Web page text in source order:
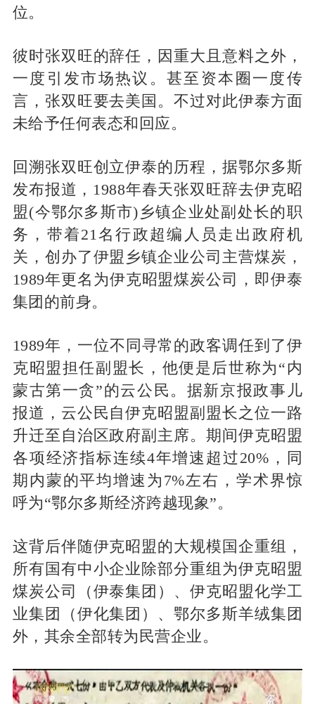
位。
彼时张双旺的辞任，因重大且意料之外，
一度引发市场热议。甚至资本圈一度传
言，张双旺要去美国。不过对此伊泰方面
未给予任何表态和回应。
回溯张双旺创立伊泰的历程，据鄂尔多斯
发布报道，1988年春天张双旺辞去伊克昭
盟(今鄂尔多斯市)乡镇企业处副处长的职
务，带着21名行政超编人员走出政府机
关，创办了伊盟乡镇企业公司主营煤炭，
1989年更名为伊克昭盟煤炭公司，即伊泰
集团的前身。
1989年，一位不同寻常的政客调任到了伊
克昭盟担任副盟长，他便是后世称为“内
蒙古第一贪”的云公民。据新京报政事儿
报道，云公民自伊克昭盟副盟长之位一路
升迁至自治区政府副主席。期间伊克昭盟
各项经济指标连续4年增速超过20%，同
期内蒙的平均增速为7%左右，学术界惊
呼为“鄂尔多斯经济跨越现象”。
这背后伴随伊克昭盟的大规模国企重组，
所有国有中小企业除部分重组为伊克昭盟
煤炭公司（伊泰集团）、伊克昭盟化学工
业集团（伊化集团）、鄂尔多斯羊绒集团
外，其余全部转为民营企业。